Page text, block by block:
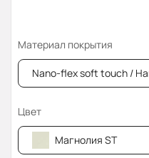
Материал покрытия
Nano-flex soft touch /
Цвет
Магнолия ST